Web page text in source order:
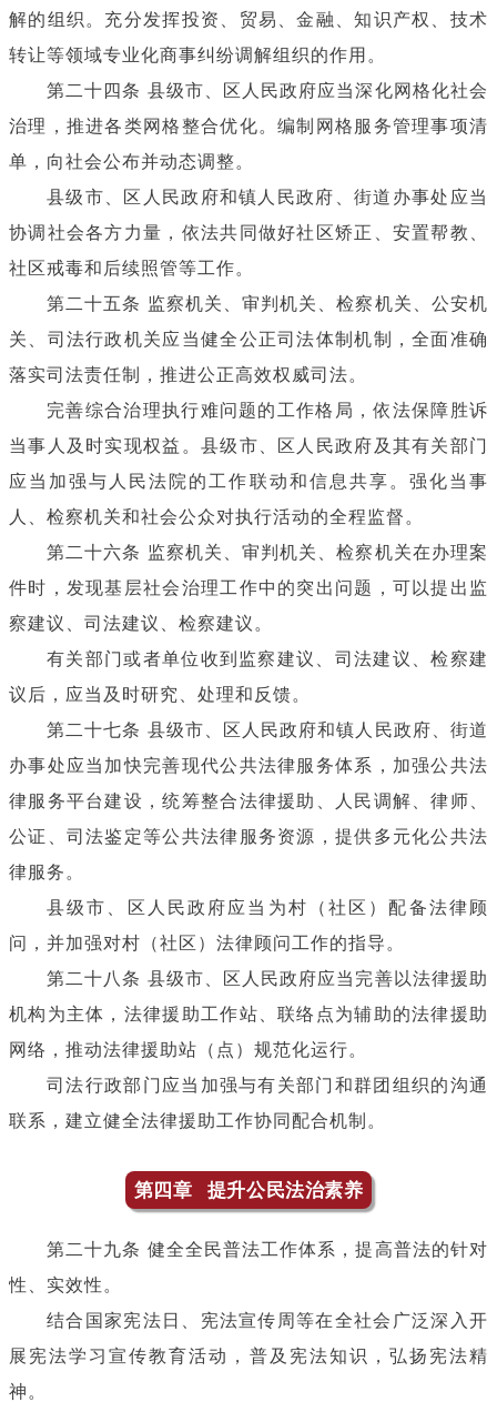
解的组织。充分发挥投资、贸易、金融、知识产权、技术
转让等领域专业化商事纠纷调解组织的作用。
第二十四条 县级市、区人民政府应当深化网格化社会
治理，推进各类网格整合优化。编制网格服务管理事项清
单，向社会公布并动态调整。
县级市、区人民政府和镇人民政府、街道办事处应当
协调社会各方力量，依法共同做好社区矫正、安置帮教、
社区戒毒和后续照管等工作。
第二十五条 监察机关、审判机关、检察机关、公安机
关、司法行政机关应当健全公正司法体制机制，全面准确
落实司法责任制，推进公正高效权威司法。
完善综合治理执行难问题的工作格局，依法保障胜诉
当事人及时实现权益。县级市、区人民政府及其有关部门
应当加强与人民法院的工作联动和信息共享。强化当事
人、检察机关和社会公众对执行活动的全程监督。
第二十六条 监察机关、审判机关、检察机关在办理案
件时，发现基层社会治理工作中的突出问题，可以提出监
察建议、司法建议、检察建议。
有关部门或者单位收到监察建议、司法建议、检察建
议后，应当及时研究、处理和反馈。
第二十七条 县级市、区人民政府和镇人民政府、街道
办事处应当加快完善现代公共法律服务体系，加强公共法
律服务平台建设，统筹整合法律援助、人民调解、律师、
公证、司法鉴定等公共法律服务资源，提供多元化公共法
律服务。
县级市、区人民政府应当为村（社区）配备法律顾
问，并加强对村（社区）法律顾问工作的指导。
第二十八条 县级市、区人民政府应当完善以法律援助
机构为主体，法律援助工作站、联络点为辅助的法律援助
网络，推动法律援助站（点）规范化运行。
司法行政部门应当加强与有关部门和群团组织的沟通
联系，建立健全法律援助工作协同配合机制。
第四章 提升公民法治素养
第二十九条 健全全民普法工作体系，提高普法的针对
性、实效性。
结合国家宪法日、宪法宣传周等在全社会广泛深入开
展宪法学习宣传教育活动，普及宪法知识，弘扬宪法精
神。